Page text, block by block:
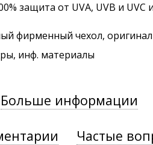
защита от UVA, UVB и UVC
фирменный чехол,
инф. материалы
Больше информации
Частые